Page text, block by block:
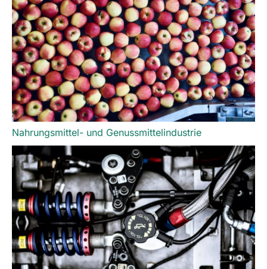
Nahrungsmittel- und Genussmittelindustrie